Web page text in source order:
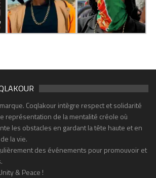
Coqlakour intègre respect et solidarité
représentation de la mentalité créole où
les obstacles en gardant la tête haute et en
la vie.
des événements pour promouvoir et
& Peace !